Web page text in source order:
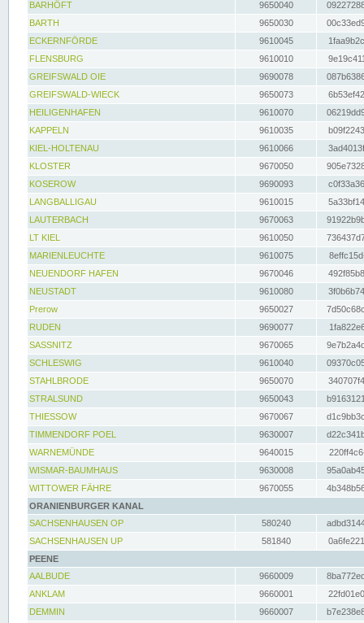
BARHÖFT
9650040
BARTH
9650030
ECKERNFÖRDE
9610045
FLENSBURG
9610010
GREIFSWALD OIE
9690078
GREIFSWALD-WIECK
9650073
HEILIGENHAFEN
9610070
KAPPELN
9610035
KIEL-HOLTENAU
9610066
KLOSTER
9670050
KOSEROW
9690093
LANGBALLIGAU
9610015
LAUTERBACH
9670063
LT KIEL
9610050
MARIENLEUCHTE
9610075
NEUENDORF HAFEN
9670046
NEUSTADT
9610080
Prerow
9650027
RUDEN
9690077
SASSNITZ
9670065
SCHLESWIG
9610040
STAHLBRODE
9650070
STRALSUND
9650043
THIESSOW
9670067
TIMMENDORF POEL
9630007
WARNEMÜNDE
9640015
WISMAR-BAUMHAUS
9630008
WITTOWER FÄHRE
9670055
ORANIENBURGER KANAL
SACHSENHAUSEN OP
580240
SACHSENHAUSEN UP
581840
PEENE
AALBUDE
9660009
ANKLAM
9660001
DEMMIN
9660007